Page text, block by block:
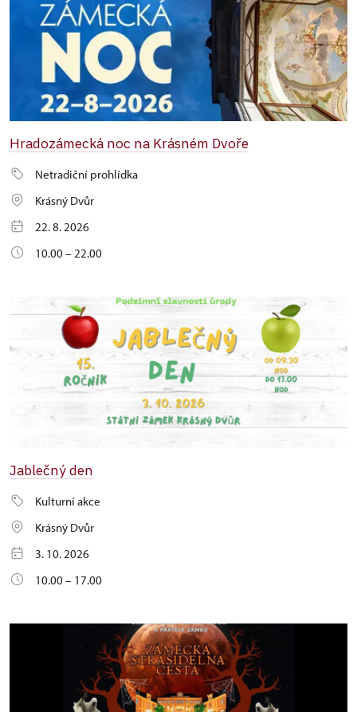
Hradozámecká noc na Krásném Dvoře
Netradiční prohlídka
Krásný Dvůr
22. 8. 2026
10.00 – 22.00
Jablečný den
Kulturní akce
Krásný Dvůr
3. 10. 2026
10.00 – 17.00